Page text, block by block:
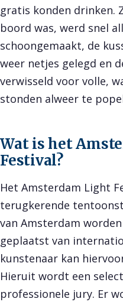
gratis konden drinken.
boord was, werd snel
schoongemaakt, de
weer netjes gelegd en
verwisseld voor volle,
stonden alweer te
Wat is het
Festival?
Het Amsterdam Light
terugkerende
van Amsterdam
geplaatst van
kunstenaar kan
Hieruit wordt een
professionele jury. Er